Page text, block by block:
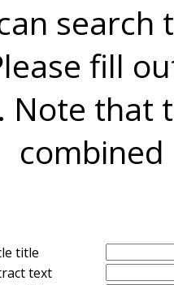
search
fill
Note that
combined
title
text